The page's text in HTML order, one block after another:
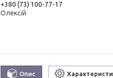
+380 (73) 100-77-17
Олексій
Опис